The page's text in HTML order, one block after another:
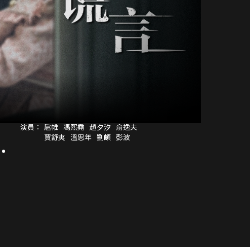
演員： 扈帷 馮熙堯 趙夕汐 俞逸夫
賈舒夷 溫思年 劉頔 彭波